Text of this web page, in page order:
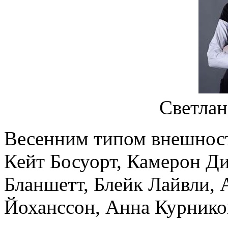
Весенним типом
Кейт Босуорт, Камерон
Бланшетт, Блейк
Йоханссон, Анна